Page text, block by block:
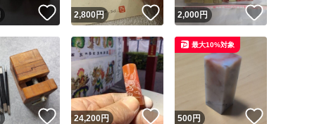
いいね！
2,800円 いいね！
2,000円 いいね！
いいね！
24,200円 いいね！
500円
最大10%対象